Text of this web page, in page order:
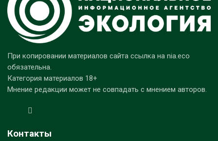
При копировании материалов сайта ссылка на nia.eco
обязательна.
Категория материалов 18+
Мнение редакции может не совпадать с мнением авторов.
Контакты